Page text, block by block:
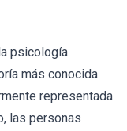
psicología
más conocida
representada
las personas